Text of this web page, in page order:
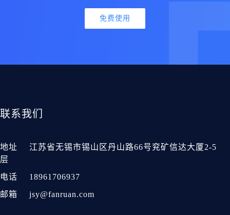
免费使用
联系我们
地址
江苏省无锡市锡山区丹山路66号兖矿信达大厦2-5
层
电话
18961706937
邮箱
jsy@fanruan.com